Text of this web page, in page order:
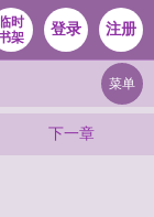
时
架
登录 注册
菜单
下一章